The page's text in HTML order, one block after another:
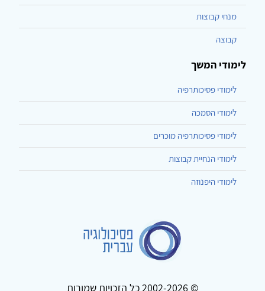
מנחי קבוצות
קבוצה
לימודי המשך
לימודי פסיכותרפיה
לימודי הסמכה
לימודי פסיכותרפיה מוכרים
לימודי הנחיית קבוצות
לימודי היפנוזה
© 2002-2026 כל הזכויות שמורות